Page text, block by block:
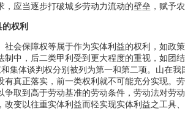
应当逐步打破城乡劳动力流动的壁垒，赋予
权利
保障权等属于作为实体利益的权利，如政策
中，后二类甲利受到更大程度的重视，如团
集体谈判权分别被列为第一和第二项。山在
真正落实，前一类权利就不可能充分实现。
取到高于劳动基准的劳动条件，劳动法对劳
变以往重实体利益而轻实现实体利益之工具、